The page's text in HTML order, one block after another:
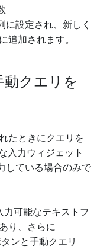
に設定され、新しく
追加されます。
クエリを
たときにクエリを
入力ウィジェット
している場合のみで
力可能なテキストフ
り、さらに
ンと手動クエリ